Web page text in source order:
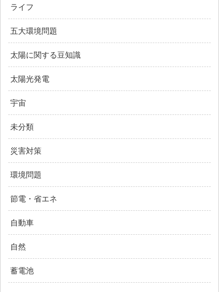
ライフ
五大環境問題
太陽に関する豆知識
太陽光発電
宇宙
未分類
災害対策
環境問題
節電・省エネ
自動車
自然
蓄電池